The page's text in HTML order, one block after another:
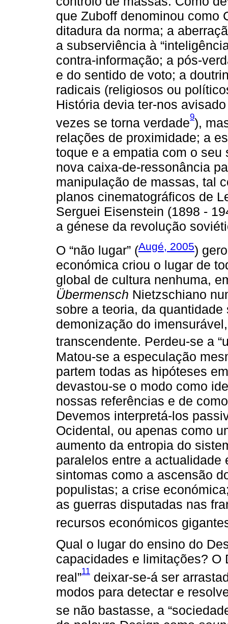
que Zuboff denominou como
ditadura da norma; a
a subserviência à
contra-informação; a pós-
e do sentido de voto; a
radicais (religiosos ou
História devia ter-nos
vezes se torna verdade9),
relações de proximidade; a
toque e a empatia com o seu
nova caixa-de-ressonância
manipulação de massas, tal
planos cinematográficos de
Serguei Eisenstein (1898 -
a génese da revolução
O “não lugar” (Augé, 2005)
económica criou o lugar de
global de cultura nenhuma,
Übermensch Nietzschiano
sobre a teoria, da
demonização do
transcendente. Perdeu-se a
Matou-se a especulação
partem todas as hipóteses
devastou-se o modo como
nossas referências e de
Devemos interpretá-los
Ocidental, ou apenas como
aumento da entropia do
paralelos entre a actualidade
sintomas como a ascensão
populistas; a crise
as guerras disputadas nas
recursos económicos
Qual o lugar do ensino do
capacidades e limitações? O
real”11 deixar-se-á ser
modos para detectar e
se não bastasse, a